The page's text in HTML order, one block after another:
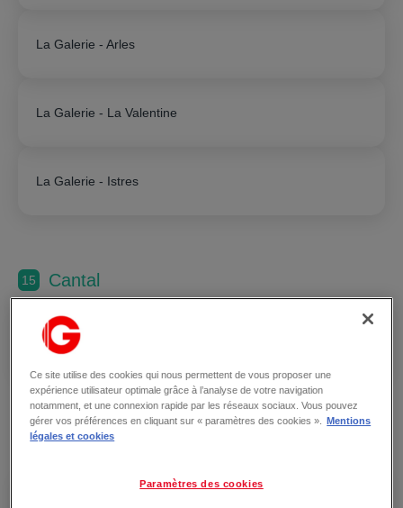
La Galerie - Arles
La Galerie - La Valentine
La Galerie - Istres
15 Cantal
La Galerie - Aurillac
16 Charente
Ce site utilise des cookies qui nous permettent de vous proposer une
expérience utilisateur optimale grâce à l’analyse de votre navigation
notamment, et une connexion rapide par les réseaux sociaux. Vous pouvez
gérer vos préférences en cliquant sur « paramètres des cookies ».
Mentions
légales et cookies
Paramètres des cookies